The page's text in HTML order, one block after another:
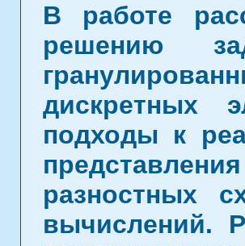
В работе
решению
дискретных
подходы к
разностных
вычислений.